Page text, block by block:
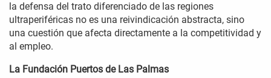
la defensa del trato diferenciado de las regiones
ultraperiféricas no es una reivindicación abstracta, sino
una cuestión que afecta directamente a la competitividad y
al empleo.
La Fundación Puertos de Las Palmas